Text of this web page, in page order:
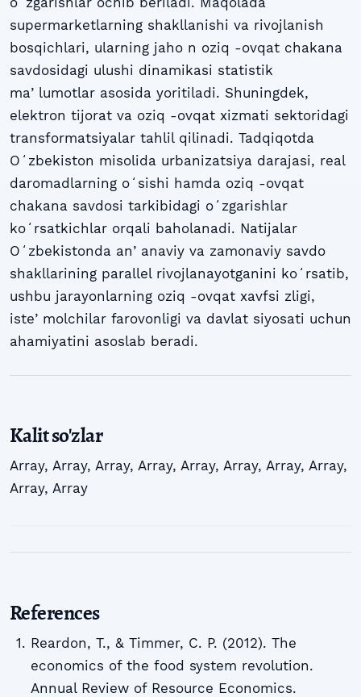
supermarketlarning shakllanishi va rivojlanish
bosqichlari, ularning jaho n oziq -ovqat chakana
savdosidagi ulushi dinamikasi statistik
maʼlumotlar asosida yoritiladi. Shuningdek,
elektron tijorat va oziq -ovqat xizmati sektoridagi
transformatsiyalar tahlil qilinadi. Tadqiqotda
Oʻzbekiston misolida urbanizatsiya darajasi, real
daromadlarning oʻsishi hamda oziq -ovqat
chakana savdosi tarkibidagi oʻzgarishlar
koʻrsatkichlar orqali baholanadi. Natijalar
Oʻzbekistonda anʼanaviy va zamonaviy savdo
shakllarining parallel rivojlanayotganini koʻrsatib,
ushbu jarayonlarning oziq -ovqat xavfsi zligi,
isteʼmolchilar farovonligi va davlat siyosati uchun
ahamiyatini asoslab beradi.
Kalit so'zlar
Array, Array, Array, Array, Array, Array, Array, Array,
Array, Array
References
Reardon, T., & Timmer, C. P. (2012). The
economics of the food system revolution.
Annual Review of Resource Economics.